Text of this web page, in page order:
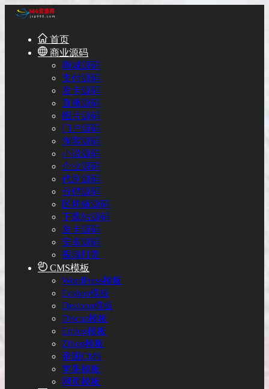
首页
商业源码
商城源码
支付源码
发卡源码
直播源码
图片源码
门户源码
淘客源码
小说源码
企业源码
代刷源码
分销源码
区块链源码
下载站源码
发卡源码
安卓源码
视频打赏
CMS模板
WordPress模板
Ecshop模板
Destoon模板
Discuz模板
Emlog模板
Zblog模板
帝国CMS
苹果模板
网页模板